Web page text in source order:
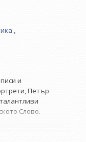
,
и
Петър
Слово.